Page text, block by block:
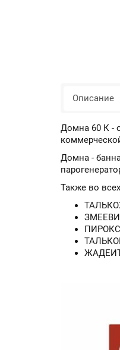
Описание
Домна 60 К -
Домна -
Также во